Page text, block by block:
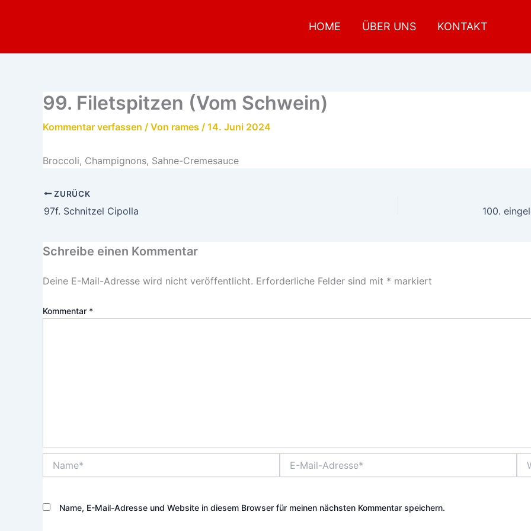
HOME ÜBER UNS KONTAKT
99. Filetspitzen (Vom Schwein)
Kommentar verfassen / Von rames / 14. Juni 2024
Broccoli, Champignons, Sahne-Cremesauce
ZURÜCK
97f. Schnitzel Cipolla 100.
Schreibe einen Kommentar
Deine E-Mail-Adresse wird nicht veröffentlicht. Erforderliche Felder sind mit * markiert
Kommentar *
Mail-
Name, E-Mail-Adresse und Website in diesem Browser für meinen nächsten Kommentar speichern.